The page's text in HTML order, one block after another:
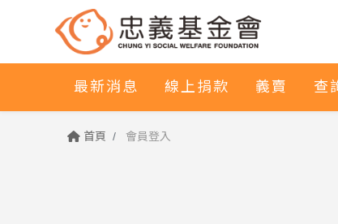
最新消息 線上捐款 義賣 查
首頁 會員登入